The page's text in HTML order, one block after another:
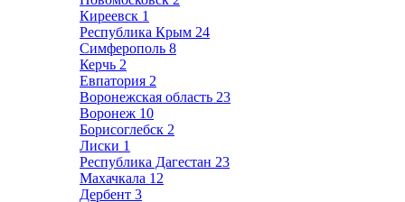
Киреевск 1
Республика Крым 24
Симферополь 8
Керчь 2
Евпатория 2
Воронежская область 23
Воронеж 10
Борисоглебск 2
Лиски 1
Республика Дагестан 23
Махачкала 12
Дербент 3